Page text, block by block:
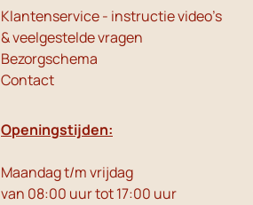
Klantenservice - instructie video's
& veelgestelde vragen
Bezorgschema
Contact
Openingstijden:
Maandag t/m vrijdag
van 08:00 uur tot 17:00 uur